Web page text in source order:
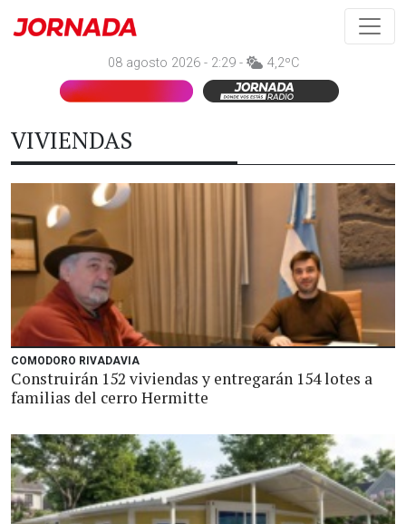
08 agosto 2026 - 2:29 - 4,2ºC
VIVIENDAS
COMODORO RIVADAVIA
Construirán 152 viviendas y entregarán 154 lotes a
familias del cerro Hermitte